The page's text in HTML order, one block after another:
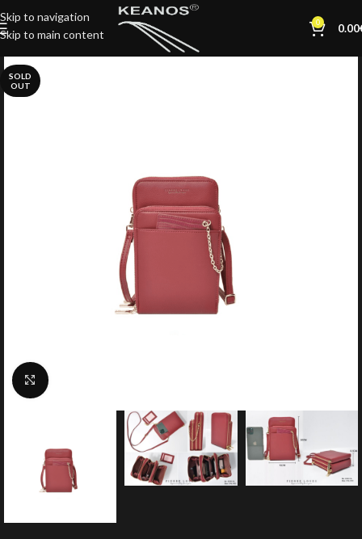
Skip to navigation
Skip to main content
0 0.00
SOLD
OUT
Click to enlarge